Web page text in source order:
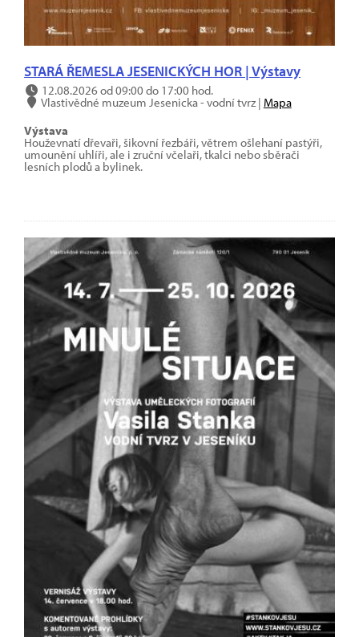
STARÁ ŘEMESLA JESENICKÝCH HOR | Výstavy
12.08.2026 od 09:00 do 17:00 hod.
Vlastivědné muzeum Jesenicka - vodní tvrz | Mapa
Výstava
Houževnatí dřevaři, šikovní řezbáři, větrem ošlehaní pastýři,
umounění uhlíři, ale i zruční včelaři, tkalci nebo sběrači
lesních plodů a bylinek.